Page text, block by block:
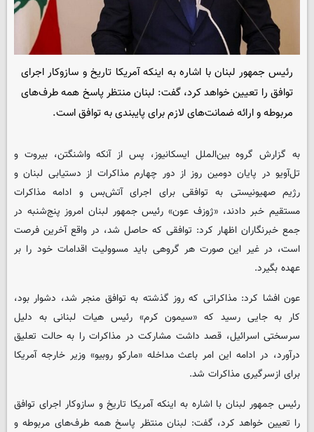
رئیس جمهور لبنان با اشاره به اینکه آمریکا تاریخ و سازوکار اجرای
توافق را تعیین خواهد کرد، گفت: لبنان منتظر پاسخ همه طرف‌های
مربوطه و ارائه ضمانت‌های لازم برای پایبندی به توافق است.
به گزارش گروه بین‌الملل ایسکانیوز، پس از آنکه واشنگتن، بیروت و
تل‌آویو در پایان دومین روز از دور چهارم مذاکرات از دستیابی لبنان و
رژیم صهیونیستی به توافقی برای اجرای آتش‌بس و ادامه مذاکرات
مستقیم خبر دادند، «ژوزف عون» رئیس جمهور لبنان امروز پنج‌شنبه در
جمع خبرنگاران اظهار کرد: توافقی که حاصل شد، در واقع آخرین فرصت
است، در غیر این صورت هر گروهی باید مسوولیت اقدامات خود را بر
عهده بگیرد.
عون افشا کرد: مذاکراتی که روز گذشته به توافق منجر شد، دشوار بود،
کار به جایی رسید که «سیمون کرم» رئیس هیات لبنانی به دلیل
سرسختی اسرائیل، قصد داشت مشارکت در مذاکرات را به حالت تعلیق
درآورد، در ادامه این امر باعث مداخله «مارکو روبیو» وزیر خارجه آمریکا
برای ازسرگیری مذاکرات شد.
رئیس جمهور لبنان با اشاره به اینکه آمریکا تاریخ و سازوکار اجرای توافق
را تعیین خواهد کرد، گفت: لبنان منتظر پاسخ همه طرف‌های مربوطه و